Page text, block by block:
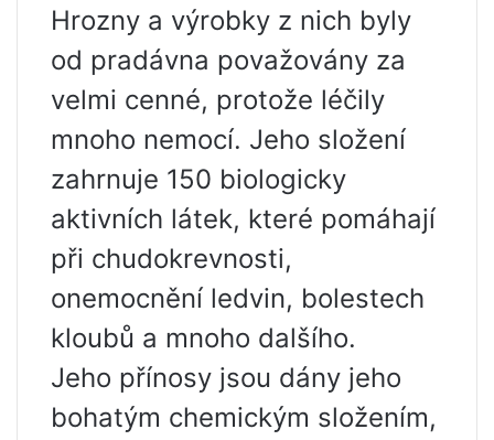
Hrozny a výrobky z nich byly
od pradávna považovány za
velmi cenné, protože léčily
mnoho nemocí. Jeho složení
zahrnuje 150 biologicky
aktivních látek, které pomáhají
při chudokrevnosti,
onemocnění ledvin, bolestech
kloubů a mnoho dalšího.
Jeho přínosy jsou dány jeho
bohatým chemickým složením,